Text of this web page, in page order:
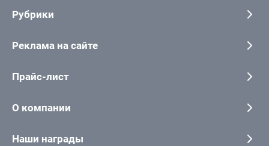
Рубрики
Реклама на сайте
Прайс-лист
О компании
Наши награды